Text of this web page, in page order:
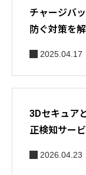
チャージバ
防ぐ対策を
2025.04.17
3Dセキュア
正検知サー
2026.04.23